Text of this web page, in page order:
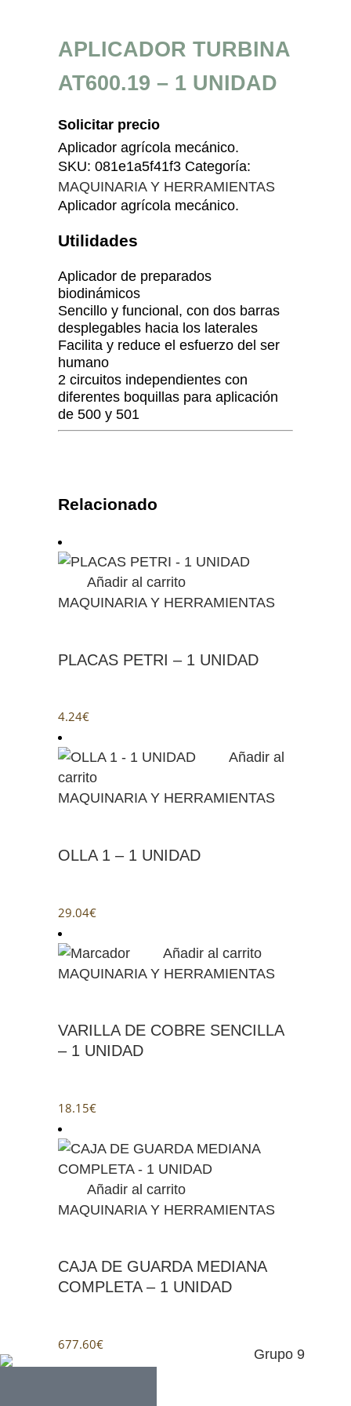
APLICADOR TURBINA
AT600.19 – 1 UNIDAD
Solicitar precio
Aplicador agrícola mecánico.
SKU: 081e1a5f41f3 Categoría:
MAQUINARIA Y HERRAMIENTAS
Aplicador agrícola mecánico.
Utilidades
Aplicador de preparados
biodinámicos
Sencillo y funcional, con dos barras
desplegables hacia los laterales
Facilita y reduce el esfuerzo del ser
humano
2 circuitos independientes con
diferentes boquillas para aplicación
de 500 y 501
Relacionado
Añadir al carrito
MAQUINARIA Y HERRAMIENTAS
PLACAS PETRI – 1 UNIDAD
4.24€
Añadir al
carrito
MAQUINARIA Y HERRAMIENTAS
OLLA 1 – 1 UNIDAD
29.04€
Añadir al carrito
MAQUINARIA Y HERRAMIENTAS
VARILLA DE COBRE SENCILLA
– 1 UNIDAD
18.15€
Añadir al carrito
MAQUINARIA Y HERRAMIENTAS
CAJA DE GUARDA MEDIANA
COMPLETA – 1 UNIDAD
677.60€